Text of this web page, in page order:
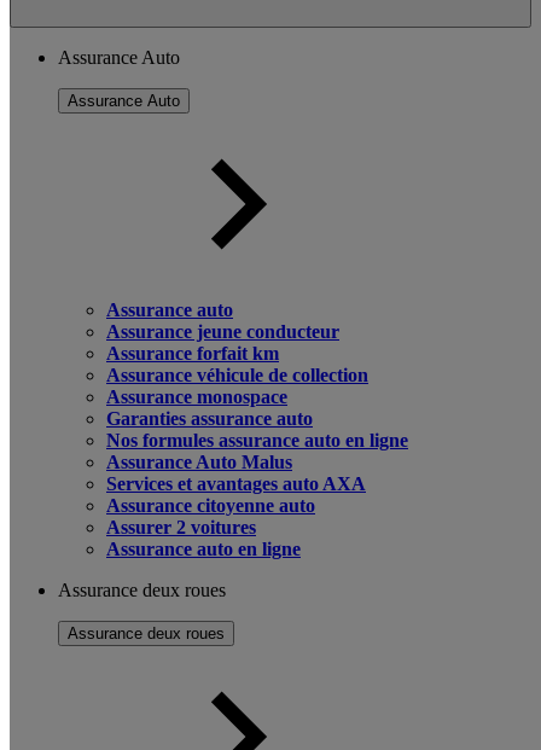
Assurance Auto
Assurance Auto
Assurance auto
Assurance jeune conducteur
Assurance forfait km
Assurance véhicule de collection
Assurance monospace
Garanties assurance auto
Nos formules assurance auto en ligne
Assurance Auto Malus
Services et avantages auto AXA
Assurance citoyenne auto
Assurer 2 voitures
Assurance auto en ligne
Assurance deux roues
Assurance deux roues